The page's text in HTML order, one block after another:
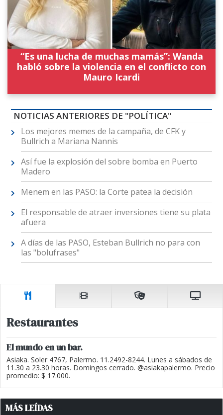
“Es una lucha de muchas mamás”: Wanda
habló sobre la violencia en el conflicto con
Mauro Icardi
NOTICIAS ANTERIORES DE "POLÍTICA"
Los mejores memes de la campaña, de CFK y
Bullrich a Mariana Nannis
Así fue la explosión del sobre bomba en Puerto
Madero
Menem en las PASO: la Corte patea la decisión
El responsable de atraer inversiones tiene su plata
afuera
A días de las PASO, Esteban Bullrich no para con
las "bolufrases"
Restaurantes
El mundo en un bar.
Asiaka. Soler 4767, Palermo. 11.2492-8244. Lunes a sábados de
11.30 a 23.30 horas. Domingos cerrado. @asiakapalermo. Precio
promedio: $ 17.000.
MÁS LEÍDAS